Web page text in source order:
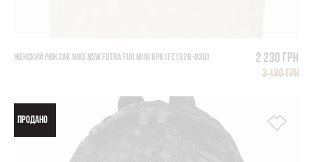
ЖЕНСКИЙ РЮКЗАК NIKE NSW FUTRA FUR MINI BPK (FZ1328-030) 2 230 грн
3 180 грн
ПРОДАНО